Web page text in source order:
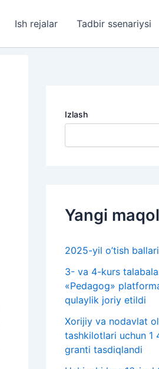
Ish rejalar Tadbir ssenariysi
Izlash
Yangi
2025-yil o’tish ballari
3- va 4-kurs
«Pedagog»
qulaylik joriy etildi
Xorijiy va nodavlat
tashkilotlari uchun 1
granti tasdiqlandi